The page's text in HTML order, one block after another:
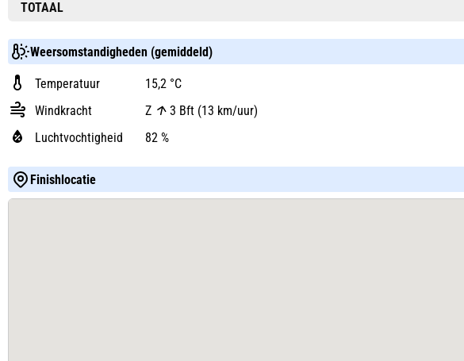
TOTAAL
Weersomstandigheden (gemiddeld)
Temperatuur
15,2 °C
Windkracht
Z
3 Bft (13 km/uur)
Luchtvochtigheid
82 %
Finishlocatie